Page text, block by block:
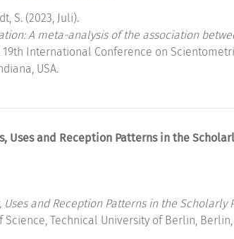
S. (2023, Juli).
A meta-analysis of the association
International Conference on
USA.
Uses and Reception Patterns in the
Uses and Reception Patterns in the Scholarly
Science, Technical University of Berlin,